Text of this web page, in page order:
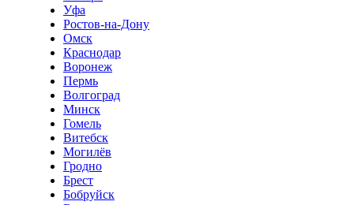
Уфа
Ростов-на-Дону
Омск
Краснодар
Воронеж
Пермь
Волгоград
Минск
Гомель
Витебск
Могилёв
Гродно
Брест
Бобруйск